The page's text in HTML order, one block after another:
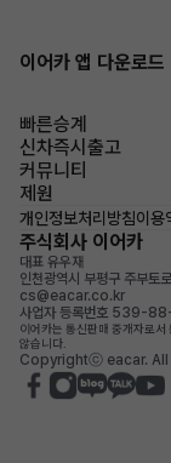
이어카 앱 다운로드
빠른승계
신차즉시출고
커뮤니티
제원
개인정보처리방침이용
주식회사 이어카
대표 유우재
인천광역시 부평구 주부
cs@eacar.co.kr
사업자 등록번호
이어카는 통신판매 중개자로
않습니다.
Copyrightⓒ eacar. All